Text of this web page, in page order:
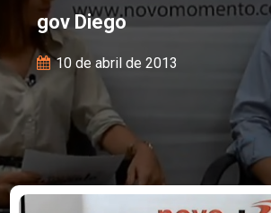
gov Diego
10 de abril de 2013